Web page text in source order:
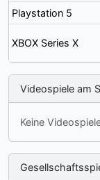
Playstation 5
XBOX Series X
Videospiele am
Keine